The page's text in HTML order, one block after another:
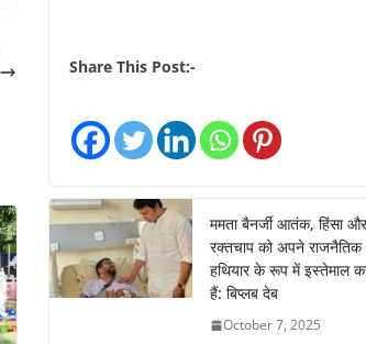
Share This Post:-
ममता बैनर्जी आतंक, हिंसा और
रक्तचाप को अपने राजनैतिक
हथियार के रूप में इस्तेमाल
हैं: बिप्लब देब
October 7, 2025